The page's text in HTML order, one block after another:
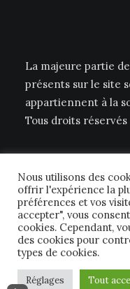
La majeure partie
présents sur le site
appartiennent à la
Tous droits réservés
© 2026 Septième
Nous utilisons des
offrir l'expérience la
préférences et vos
accepter", vous
cookies. Cependant,
des cookies pour
types de cookies.
Réglages Tout